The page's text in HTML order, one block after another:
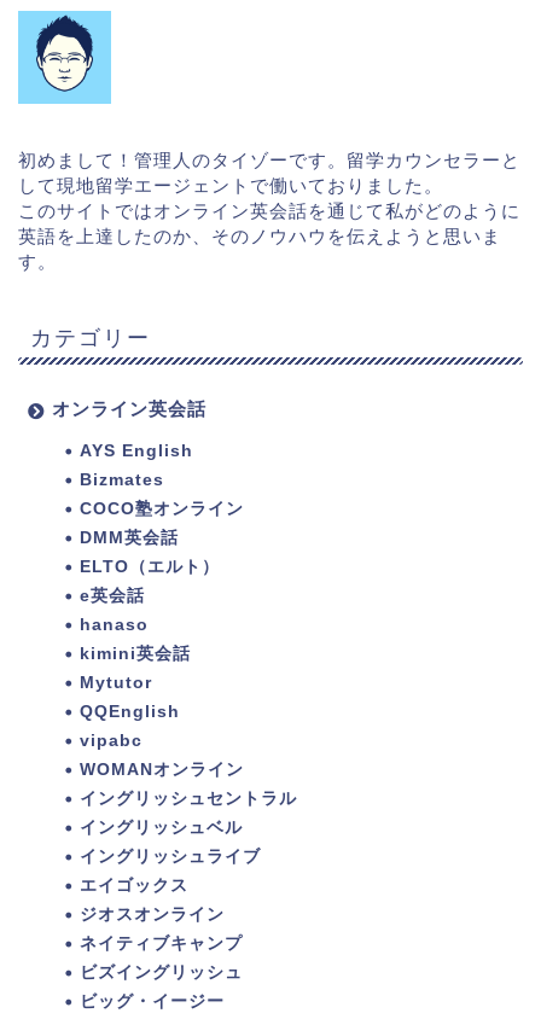
初めまして！管理人のタイゾーです。留学カウンセラーと
して現地留学エージェントで働いておりました。
このサイトではオンライン英会話を通じて私がどのように
英語を上達したのか、そのノウハウを伝えようと思いま
す。
カテゴリー
オンライン英会話
AYS English
Bizmates
COCO塾オンライン
DMM英会話
ELTO（エルト）
e英会話
hanaso
kimini英会話
Mytutor
QQEnglish
vipabc
WOMANオンライン
イングリッシュセントラル
イングリッシュベル
イングリッシュライブ
エイゴックス
ジオスオンライン
ネイティブキャンプ
ビズイングリッシュ
ビッグ・イージー